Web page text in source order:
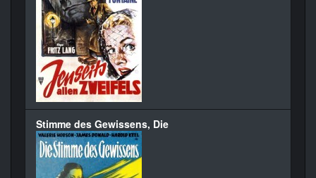
Stimme des Gewissens, Die